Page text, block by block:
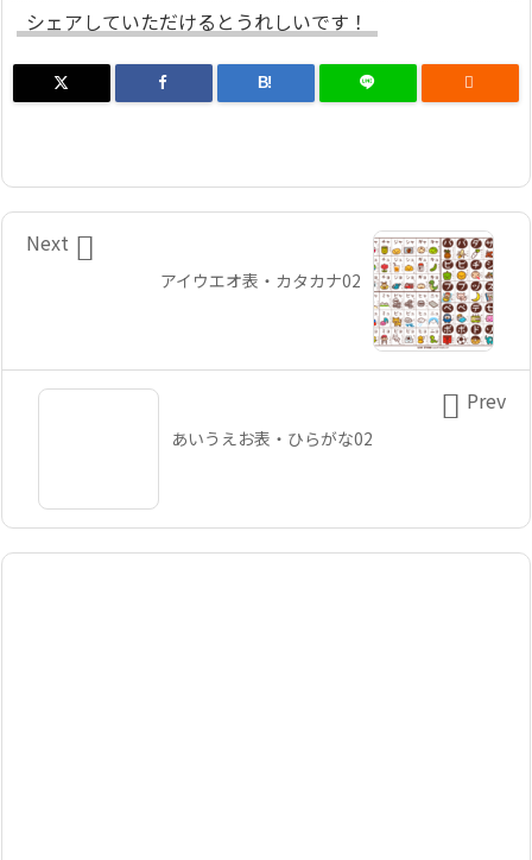
シェアしていただけるとうれしいです！
B! 
アイウエオ表・カタカナ02

Next
あいうえお表・ひらがな02
 Prev